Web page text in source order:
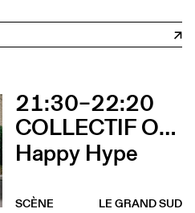
21:30–22:20
COLLECTIF OUINCH OUINCH X MULAH
Happy Hype
LE GRAND SUD
SCÈNE